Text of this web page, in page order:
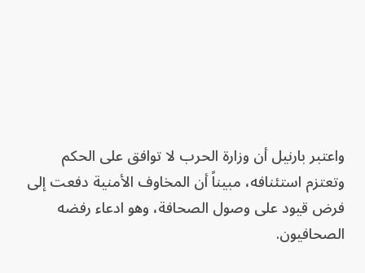
واعتبر بارنيل أن وزارة الحرب لا توافق على الحكم
وتعتزم استئنافه، مبيناً أن المخاوف الأمنية دفعت إلى
فرض قيود على وصول الصحافة، وهو ادعاء رفضه
الصحافيون.